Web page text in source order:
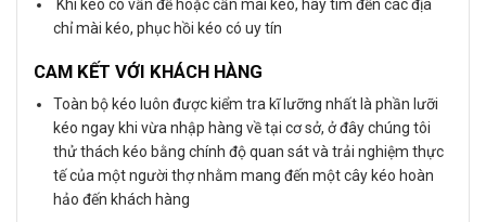
Khi kéo có vấn đề hoặc cần mài kéo, hãy tìm đến các địa
chỉ mài kéo, phục hồi kéo có uy tín
CAM KẾT VỚI KHÁCH HÀNG
Toàn bộ kéo luôn được kiểm tra kĩ lưỡng nhất là phần lưỡi
kéo ngay khi vừa nhập hàng về tại cơ sở, ở đây chúng tôi
thử thách kéo bằng chính độ quan sát và trải nghiệm thực
tế của một người thợ nhằm mang đến một cây kéo hoàn
hảo đến khách hàng